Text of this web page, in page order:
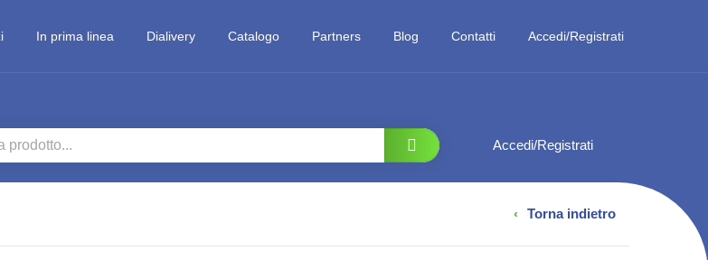
In prima linea Dialivery Catalogo Partners Blog Contatti Accedi/Registrati
Accedi/Registrati
‹ Torna indietro